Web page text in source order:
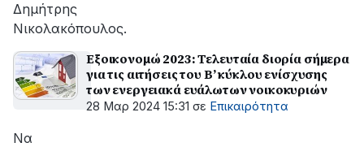
Δημήτρης
Νικολακόπουλος.
Εξοικονομώ 2023: Τελευταία διορία σήμερα
για τις αιτήσεις του Β’ κύκλου ενίσχυσης
των ενεργειακά ευάλωτων νοικοκυριών
28 Μαρ 2024 15:31 σε Επικαιρότητα
Να